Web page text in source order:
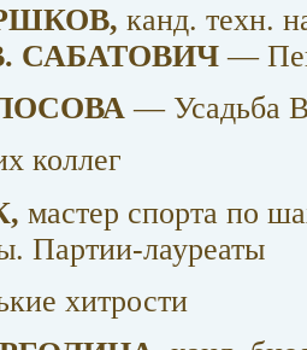
канд. техн.
САБАТОВИЧ —
— Усадьба
коллег
мастер спорта по
Партии-лауреаты
хитрости